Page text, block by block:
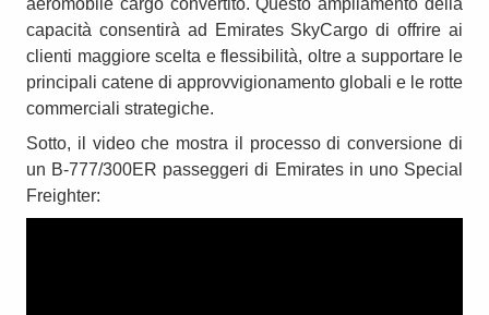
capacità consentirà ad Emirates SkyCargo di offrire ai
clienti maggiore scelta e flessibilità, oltre a supportare le
principali catene di approvvigionamento globali e le rotte
commerciali strategiche.
Sotto, il video che mostra il processo di conversione di
un B-777/300ER passeggeri di Emirates in uno Special
Freighter: